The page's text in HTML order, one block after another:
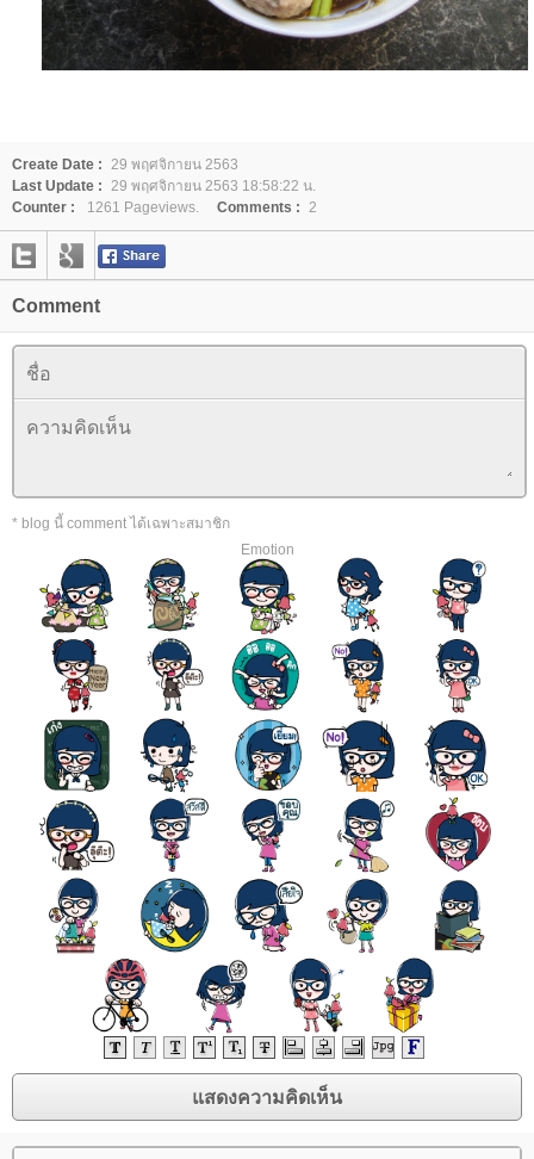
Create Date : 29 พฤศจิกายน 2563
Last Update : 29 พฤศจิกายน 2563 18:58:22 น.
Counter :
1261 Pageviews. Comments : 2
Comment
* blog นี้ comment ได้เฉพาะสมาชิก
Emotion